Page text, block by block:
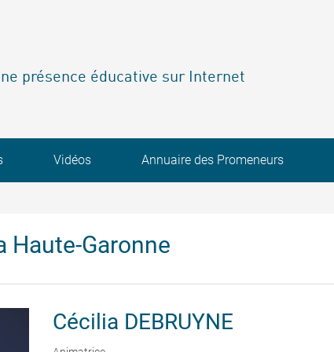
présence éducative sur Internet
Vidéos Annuaire des Promeneurs
Haute-Garonne
Cécilia DEBRUYNE